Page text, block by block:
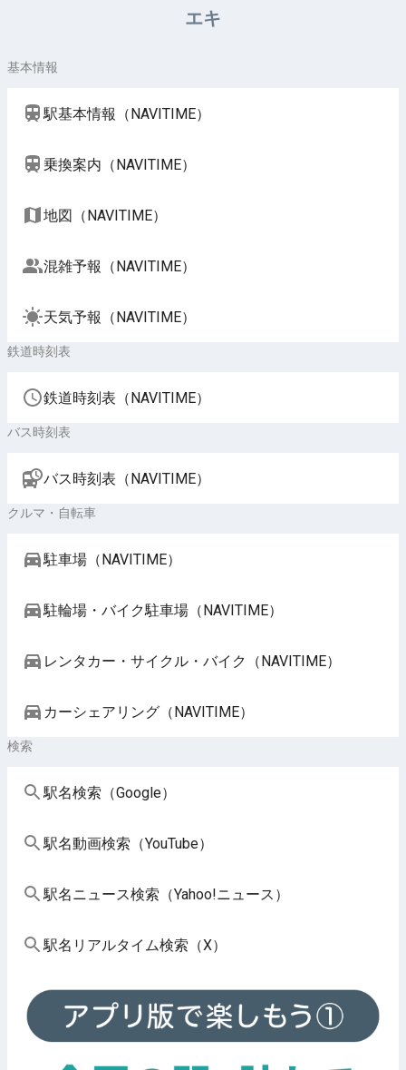
エキ
基本情報
駅基本情報（NAVITIME）
乗換案内（NAVITIME）
地図（NAVITIME）
混雑予報（NAVITIME）
天気予報（NAVITIME）
鉄道時刻表
鉄道時刻表（NAVITIME）
バス時刻表
バス時刻表（NAVITIME）
クルマ・自転車
駐車場（NAVITIME）
駐輪場・バイク駐車場（NAVITIME）
レンタカー・サイクル・バイク（NAVITIME）
カーシェアリング（NAVITIME）
検索
駅名検索（Google）
駅名動画検索（YouTube）
駅名ニュース検索（Yahoo!ニュース）
駅名リアルタイム検索（X）